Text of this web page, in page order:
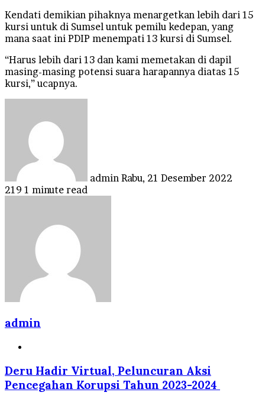
Kendati demikian pihaknya menargetkan lebih dari 15
kursi untuk di Sumsel untuk pemilu kedepan, yang
mana saat ini PDIP menempati 13 kursi di Sumsel.
“Harus lebih dari 13 dan kami memetakan di dapil
masing-masing potensi suara harapannya diatas 15
kursi,” ucapnya.
admin Rabu, 21 Desember 2022
219 1 minute read
admin
Deru Hadir Virtual, Peluncuran Aksi
Pencegahan Korupsi Tahun 2023-2024